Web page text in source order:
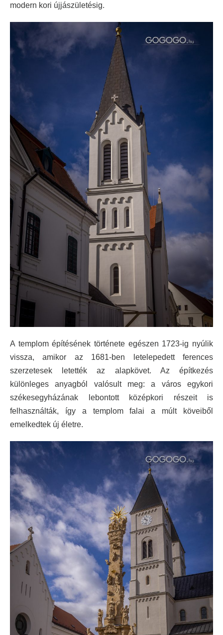
modern kori újjászületésig.
A templom építésének története egészen 1723-ig nyúlik
vissza, amikor az 1681-ben letelepedett ferences
szerzetesek letették az alapkövet. Az építkezés
különleges anyagból valósult meg: a város egykori
székesegyházának lebontott középkori részeit is
felhasználták, így a templom falai a múlt köveiből
emelkedtek új életre.